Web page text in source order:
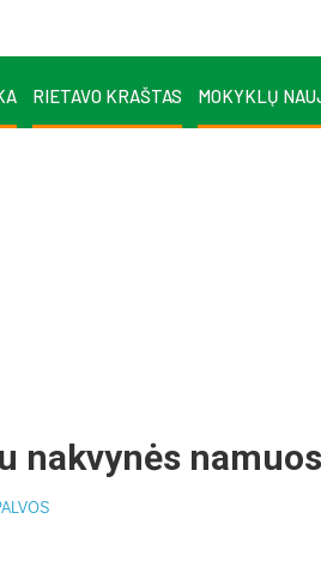
RIETAVO KRAŠTAS MOKYKLŲ
nakvynės